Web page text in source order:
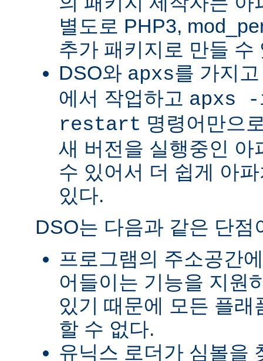
별도로 PHP3,
추가 패키지로 만들 수
DSO와 apxs를 가지
에서 작업하고 apxs
restart 명령어만으
새 버전을 실행중인 아
수 있어서 더 쉽게 아
있다.
DSO는 다음과 같은 단점
프로그램의 주소공간
어들이는 기능을 지원
있기 때문에 모든 플
할 수 없다.
유닉스 로더가 심볼을